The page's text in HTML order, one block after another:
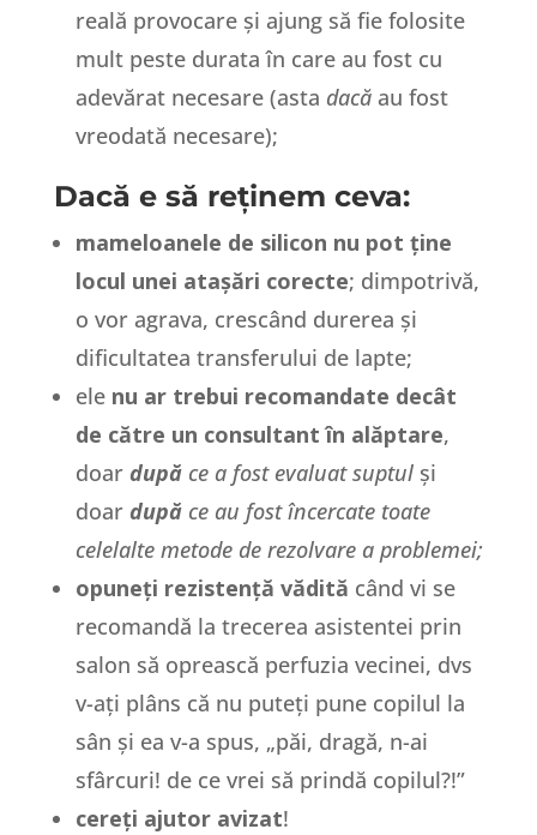
reală provocare și ajung să fie folosite
mult peste durata în care au fost cu
adevărat necesare (asta dacăau fost
vreodată necesare);
Dacă e să reținem ceva:
mameloanele de silicon nu pot ține
locul unei atașări corecte; dimpotrivă,
o vor agrava, crescând durerea și
dificultatea transferului de lapte;
ele nu ar trebui recomandate decât
de către un consultant în alăptare,
doardupăce a fost evaluat suptulși
doar dupăce au fost încercate toate
celelalte metode de rezolvare a problemei;
opuneți rezistență vădită când vi se
recomandă la trecerea asistentei prin
salon să oprească perfuzia vecinei, dvs
v-ați plâns că nu puteți pune copilul la
sân și ea v-a spus, „păi, dragă, n-ai
sfârcuri! de ce vrei să prindă copilul?!”
cereți ajutor avizat!